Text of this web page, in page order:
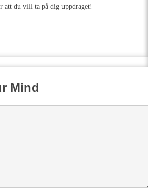
att du vill ta på dig uppdraget!
Mind